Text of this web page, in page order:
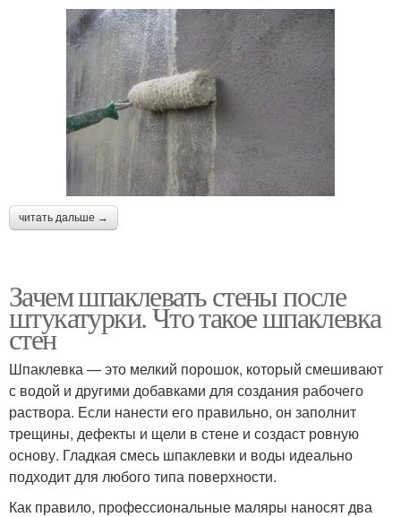
читать дальше →
Зачем шпаклевать стены после
штукатурки. Что такое шпаклевка
стен
Шпаклевка — это мелкий порошок, который смешивают
с водой и другими добавками для создания рабочего
раствора. Если нанести его правильно, он заполнит
трещины, дефекты и щели в стене и создаст ровную
основу. Гладкая смесь шпаклевки и воды идеально
подходит для любого типа поверхности.
Как правило, профессиональные маляры наносят два